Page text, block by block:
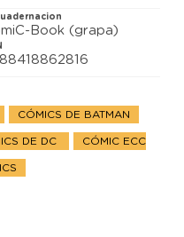
Book (grapa)
CÓMICS DE BATMAN
DE DC CÓMIC ECC